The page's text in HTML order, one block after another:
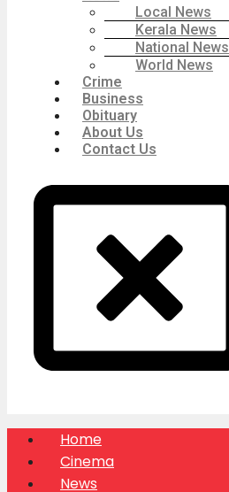
Local News
Kerala News
National News
World News
Crime
Business
Obituary
About Us
Contact Us
Home
Cinema
News